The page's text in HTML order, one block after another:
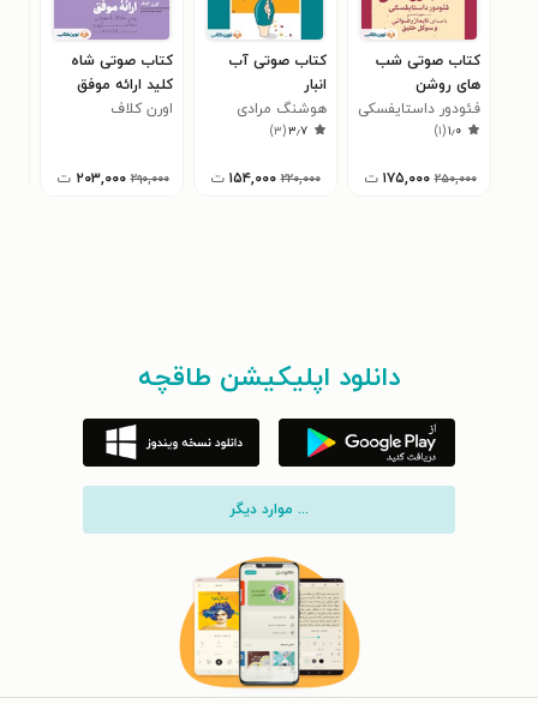
کتاب صوتی شب
های روشن
فئودور داستایفسکی
۱٫۰(۱)
۲۵۰,۰۰۰ ۱۷۵,۰۰۰ ت
کتاب صوتی آب‌
انبار
هوشنگ مرادی
کرمانی
۳٫۷(۳)
۲۲۰,۰۰۰ ۱۵۴,۰۰۰ ت
کتاب صوتی شاه‌
کلید ارائه موفق
اورن کلاف
۲۹۰,۰۰۰ ۲۰۳,۰۰۰ ت
دانلود اپلیکیشن طاقچه
... موارد دیگر